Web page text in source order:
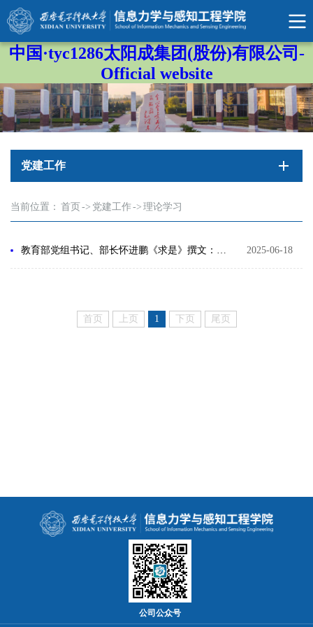
中国·tyc1286太阳成集团(股份)有限公司-
Official website
党建工作
当前位置： 首页 -> 党建工作-> 理论学习
2025-06-18
教育部党组书记、部长怀进鹏《求是》撰文：把教育强国的宏伟蓝图变为美好现实
首页 上页 1 下页 尾页
公司公众号